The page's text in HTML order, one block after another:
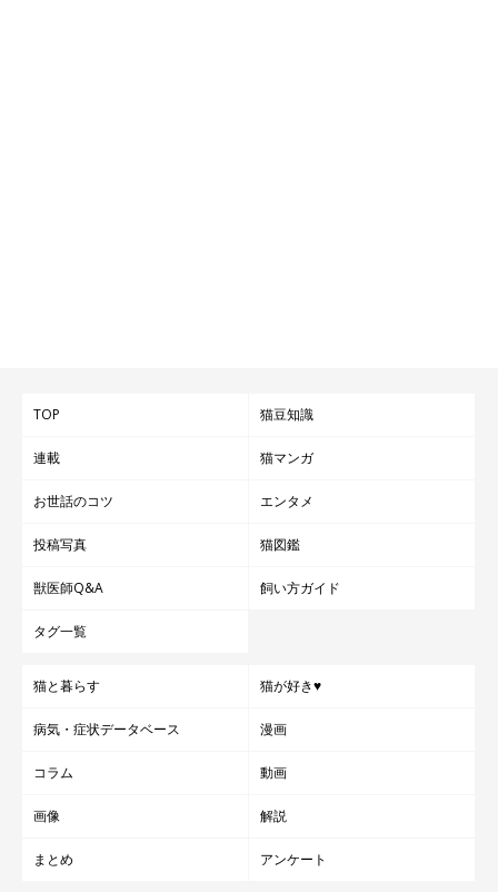
TOP 猫豆知識
連載 猫マンガ
お世話のコツ エンタメ
投稿写真 猫図鑑
獣医師Q&A 飼い方ガイド
タグ一覧
猫と暮らす 猫が好き♥
病気・症状データベース 漫画
コラム 動画
画像 解説
まとめ アンケート